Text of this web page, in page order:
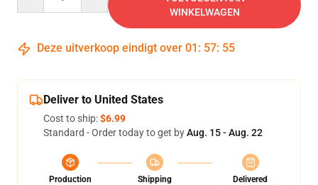
WINKELWAGEN
Deze uitverkoop eindigt over 01 : 57: 54
Deliver to United States
Cost to ship:$6.99
Standard - Order today to get byAug. 15 - Aug. 22
Production
Shipping
Delivered